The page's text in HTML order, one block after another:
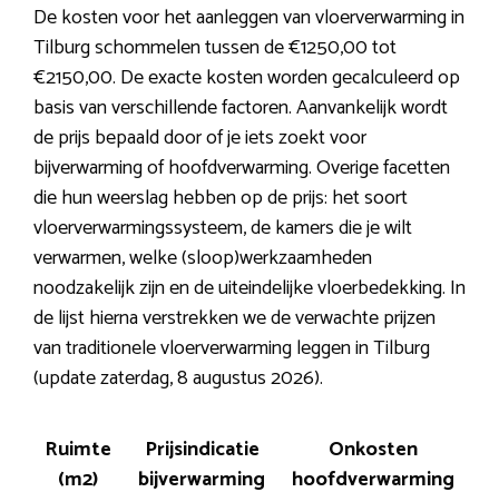
De kosten voor het aanleggen van vloerverwarming in
Tilburg schommelen tussen de €1250,00 tot
€2150,00. De exacte kosten worden gecalculeerd op
basis van verschillende factoren. Aanvankelijk wordt
de prijs bepaald door of je iets zoekt voor
bijverwarming of hoofdverwarming. Overige facetten
die hun weerslag hebben op de prijs: het soort
vloerverwarmingssysteem, de kamers die je wilt
verwarmen, welke (sloop)werkzaamheden
noodzakelijk zijn en de uiteindelijke vloerbedekking. In
de lijst hierna verstrekken we de verwachte prijzen
van traditionele vloerverwarming leggen in Tilburg
(update zaterdag, 8 augustus 2026).
Ruimte
(m2)
Prijsindicatie
bijverwarming
Onkosten
hoofdverwarming